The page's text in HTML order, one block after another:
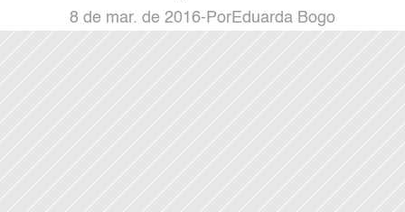
8 de mar. de 2016- PorEduarda Bogo